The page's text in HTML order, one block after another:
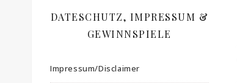
DATESCHUTZ, IMPRESSUM &
GEWINNSPIELE
Impressum/Disclaimer